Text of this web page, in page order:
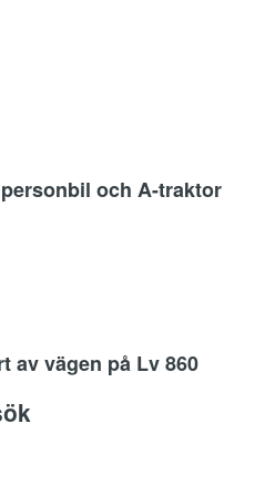
och A-traktor
av vägen på Lv 860